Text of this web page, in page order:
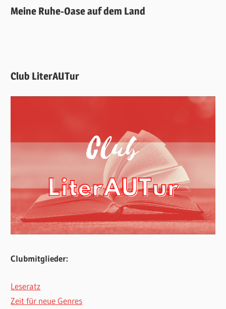
Meine Ruhe-Oase auf dem Land
Club LiterAUTur
Clubmitglieder:
Leseratz
Zeit für neue Genres